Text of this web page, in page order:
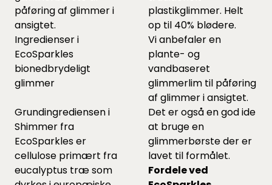
påføring af glimmer i
ansigtet.
Ingredienser i
EcoSparkles
bionedbrydeligt
glimmer
Grundingrediensen i
Shimmer fra
EcoSparkles er
cellulose primært fra
eucalyptus træ som
plastikglimmer. Helt
op til 40% blødere.
Vi anbefaler en
plante- og
vandbaseret
glimmerlim til påføring
af glimmer i ansigtet.
Det er også en god ide
at bruge en
glimmerbørsteder er
lavet til formålet.
Fordele ved